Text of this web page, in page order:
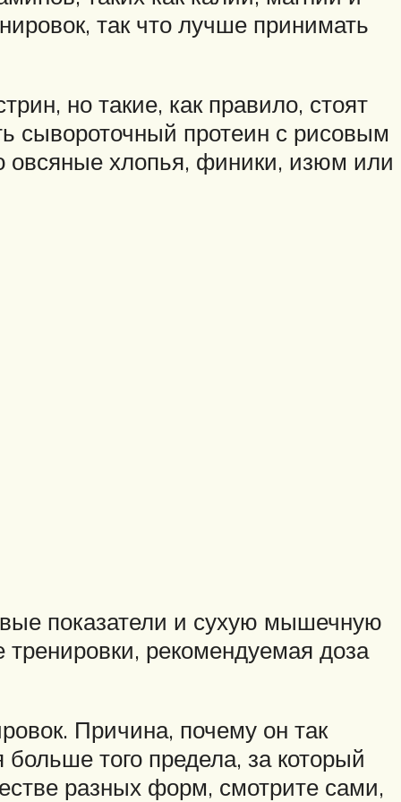
так что лучше принимать
но такие, как правило, стоят
сывороточный протеин с рисовым
овсяные хлопья, финики, изюм или
показатели и сухую мышечную
рекомендуемая доза
Причина, почему он так
того предела, за который
разных форм, смотрите сами,